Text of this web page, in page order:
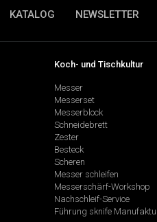
KATALOG NEWSLETTER
Koch- und Tischkultur
Messer
Messerset
Messerblock
Schneidebrett
Zester
Besteck
Scheren
Messer schleifen
Messerschärf-Workshop
Nachschleif-Service
Führung sknife